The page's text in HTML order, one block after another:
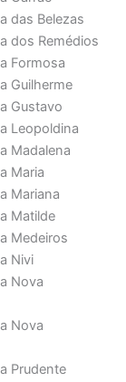
das Belezas
dos Remédios
Formosa
Guilherme
Gustavo
Leopoldina
Madalena
Maria
Mariana
Matilde
Medeiros
Nivi
Nova
Nova
Prudente